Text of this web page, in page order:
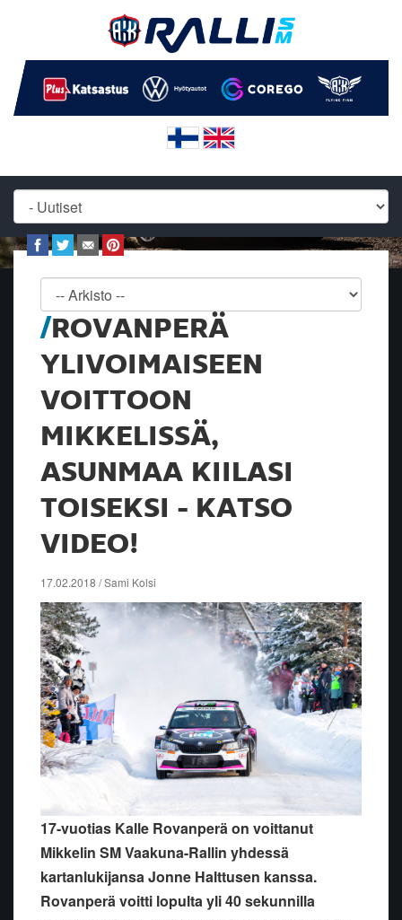
ROVANPERÄ
YLIVOIMAISEEN
VOITTOON
MIKKELISSÄ,
ASUNMAA KIILASI
TOISEKSI - KATSO
VIDEO!
17.02.2018 / Sami Kolsi
17-vuotias Kalle Rovanperä on voittanut
Mikkelin SM Vaakuna-Rallin yhdessä
kartanlukijansa Jonne Halttusen kanssa.
Rovanperä voitti lopulta yli 40 sekunnilla